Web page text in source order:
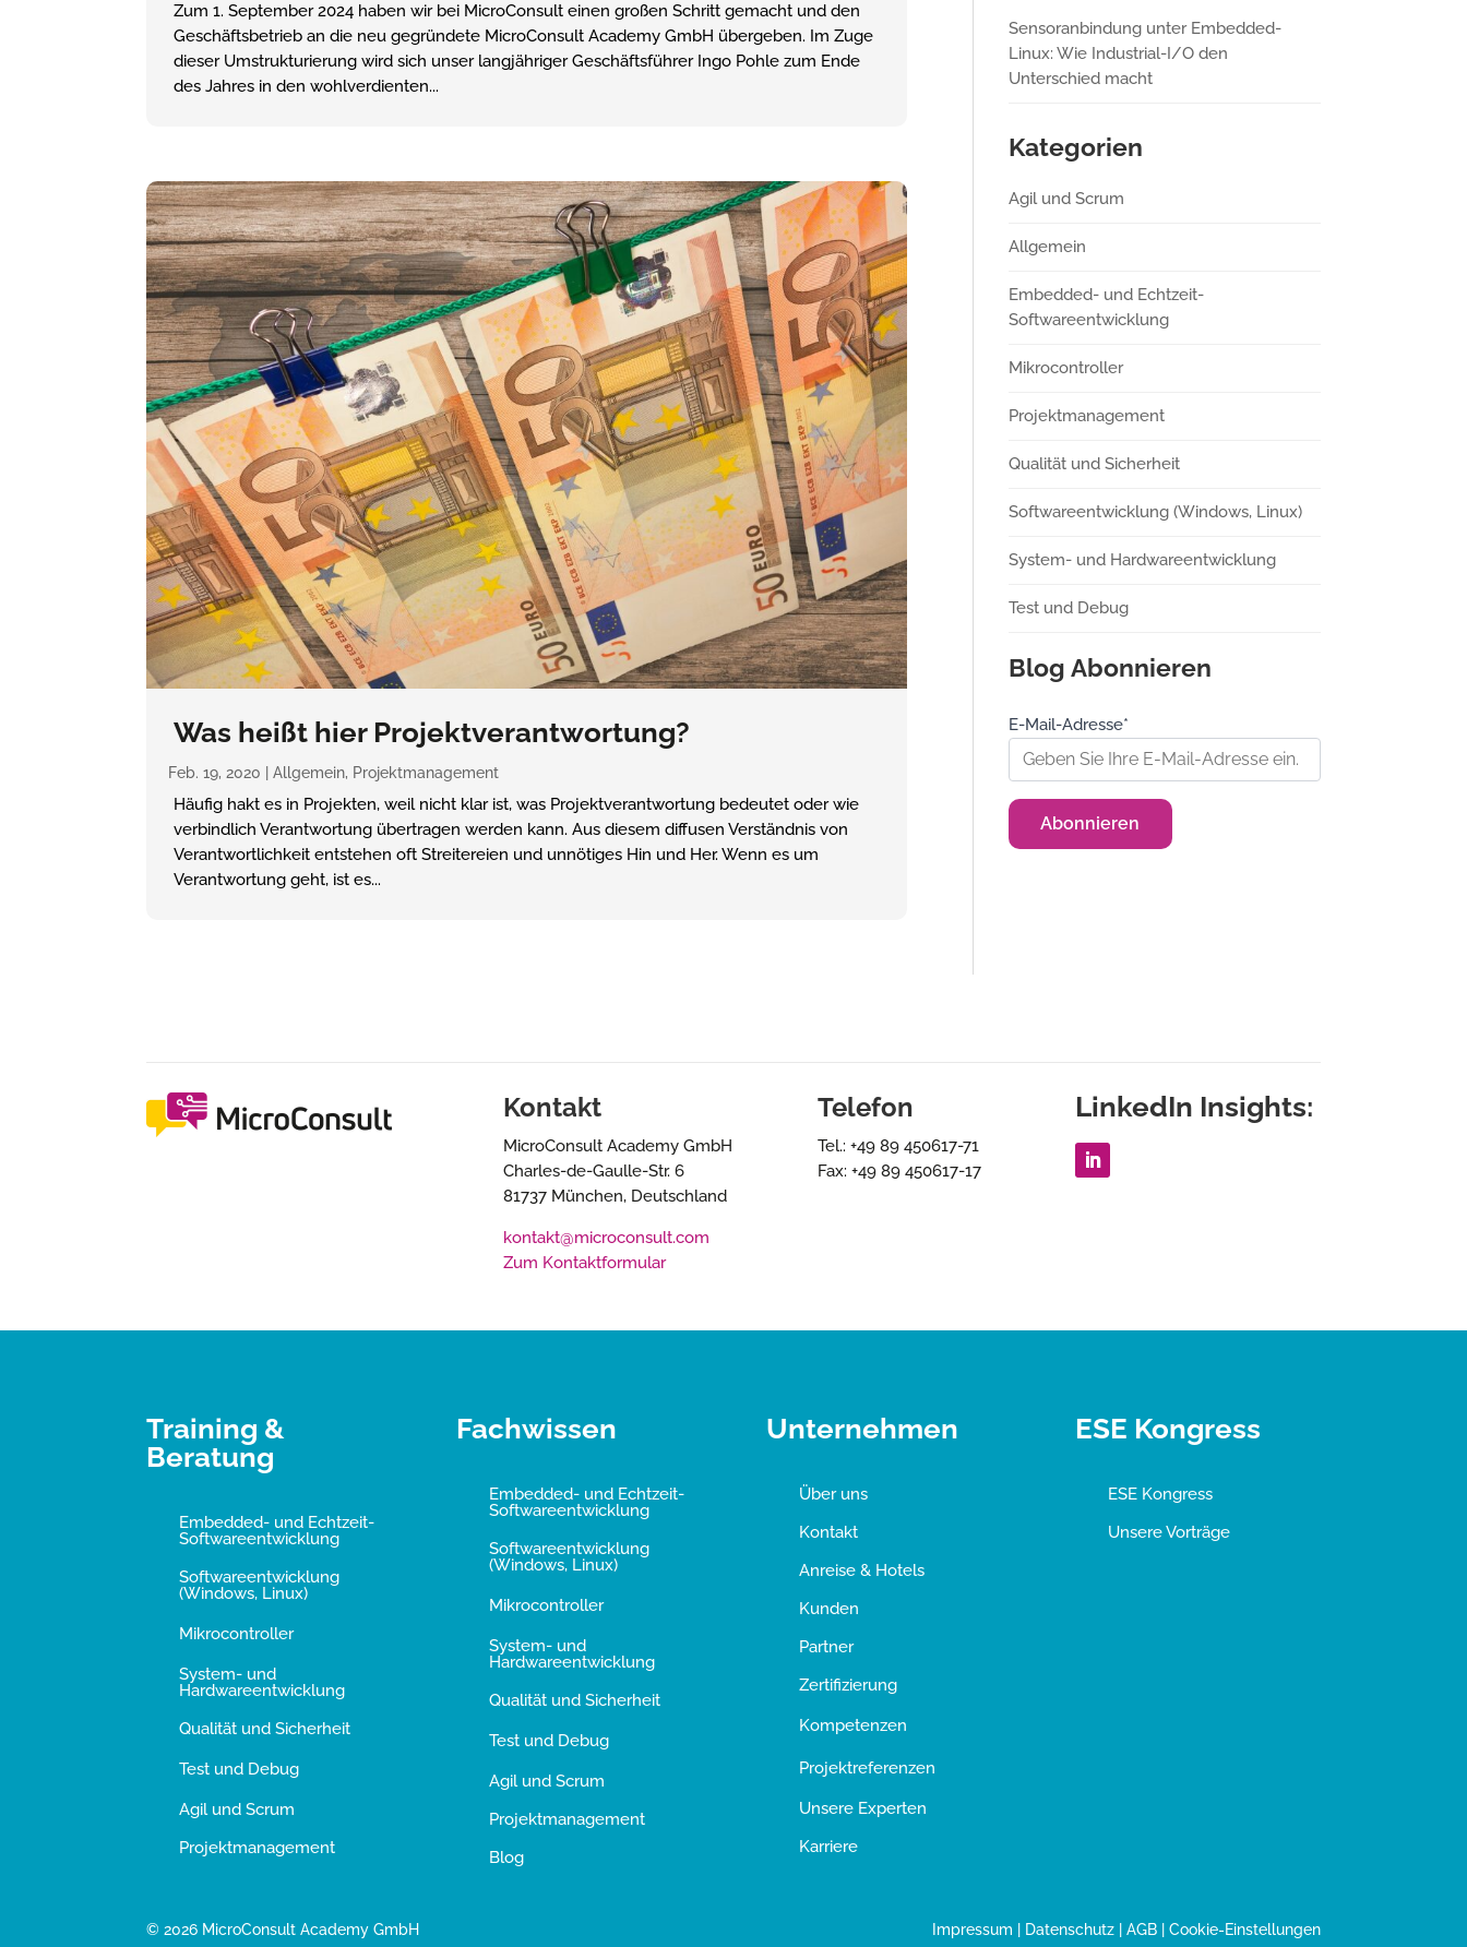
Zum 1. September 2024 haben wir bei MicroConsult einen großen Schritt gemacht und den
Geschäftsbetrieb an die neu gegründete MicroConsult Academy GmbH übergeben. Im Zuge
dieser Umstrukturierung wird sich unser langjähriger Geschäftsführer Ingo Pohle zum Ende
des Jahres in den wohlverdienten...
Was heißt hier Projektverantwortung?
Feb. 19, 2020 |Allgemein, Projektmanagement
Häufig hakt es in Projekten, weil nicht klar ist, was Projektverantwortung bedeutet oder wie
verbindlich Verantwortung übertragen werden kann. Aus diesem diffusen Verständnis von
Verantwortlichkeit entstehen oft Streitereien und unnötiges Hin und Her. Wenn es um
Verantwortung geht, ist es...
Sensoranbindung unter Embedded-
Linux: Wie Industrial-I/O den
Unterschied macht
Kategorien
Agil und Scrum
Allgemein
Embedded- und Echtzeit-
Softwareentwicklung
Mikrocontroller
Projektmanagement
Qualität und Sicherheit
Softwareentwicklung (Windows, Linux)
System- und Hardwareentwicklung
Test und Debug
Blog Abonnieren
E-Mail-Adresse*
Kontakt
MicroConsult Academy GmbH
Charles-de-Gaulle-Str. 6
81737 München, Deutschland
kontakt@microconsult.com
Zum Kontaktformular
Telefon
Tel.: +49 89 450617-71
Fax: +49 89 450617-17
LinkedIn Insights:
Training &
Beratung
Embedded- und Echtzeit-
Softwareentwicklung
Softwareentwicklung
(Windows, Linux)
Mikrocontroller
System- und
Hardwareentwicklung
Qualität und Sicherheit
Test und Debug
Agil und Scrum
Projektmanagement
Fachwissen
Embedded- und Echtzeit-
Softwareentwicklung
Softwareentwicklung
(Windows, Linux)
Mikrocontroller
System- und
Hardwareentwicklung
Qualität und Sicherheit
Test und Debug
Agil und Scrum
Projektmanagement
Blog
Unternehmen
Über uns
Kontakt
Anreise & Hotels
Kunden
Partner
Zertifizierung
Kompetenzen
Projektreferenzen
Unsere Experten
Karriere
ESE Kongress
ESE Kongress
Unsere Vorträge
© 2026 MicroConsult Academy GmbH Impressum | Datenschutz| AGB| Cookie-Einstellungen